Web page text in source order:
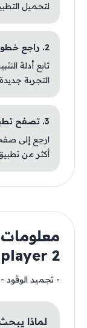
لتحميل
2. راجع خطوات التثبيت
تابع أدلة
التجربة
3. تصفح تطبيقات مشابهة
ارجع إلى
أكثر من
2
- تجميد الوقود -
لماذا